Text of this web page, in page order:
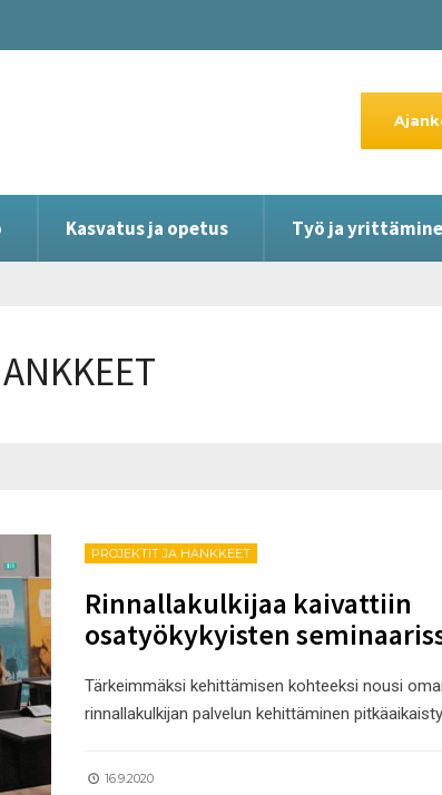
Kasvatus ja opetus Työ ja
PROJEKTIT JA HANKKEET
Rinnallakulkijaa kaivattiin
osatyökykyisten
Tärkeimmäksi kehittämisen kohteeksi nousi
rinnallakulkijan palvelun kehittäminen
16.9.2020